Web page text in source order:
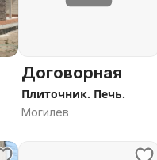
Договорная
Плиточник. Печь.
Могилев